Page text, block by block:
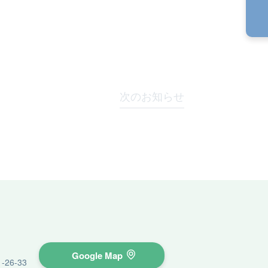
次のお知らせ
26-33 Google Map